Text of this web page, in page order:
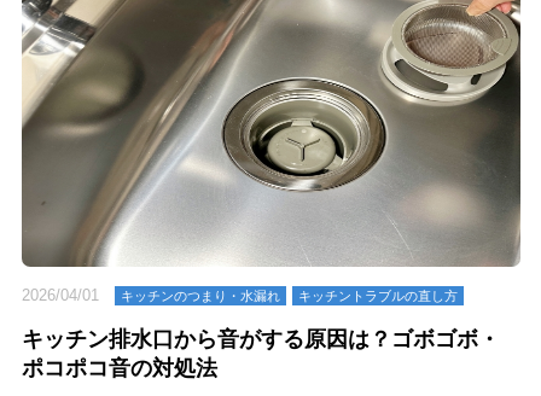
2026/04/01 キッチンのつまり・⽔漏れ キッチントラブルの直し方
キッチン排水口から音がする原因は？ゴボゴボ・
ポコポコ音の対処法